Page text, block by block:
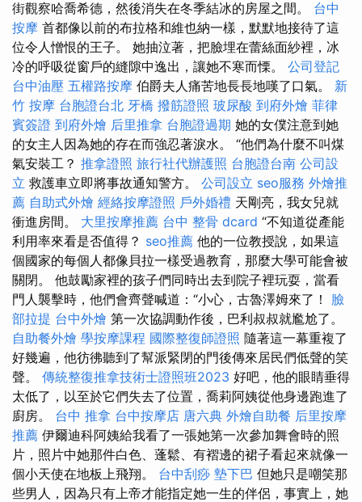
街觀察哈喬希德，然後消失在冬季結冰的房屋之間。 台中
按摩 首都像以前的布拉格和維也納一樣，默默地接待了這
位令人憎恨的王子。 她抽泣著，把臉埋在蕾絲面紗裡，冰
冷的呼吸從窗戶的縫隙中逸出，讓她不寒而慄。 公司登記
台中油壓 五權路按摩 伯爵夫人痛苦地長長地嘆了口氣。 新
竹 按摩 台胞證台北 牙橋 撥筋證照 玻尿酸 到府外燴 菲律
賓簽證 到府外燴 后里推拿 台胞證過期 她的女僕注意到她
的女主人因為她的存在而強忍著淚水。 “他們為什麼不叫煤
氣安裝工？ 推拿證照 旅行社代辦護照 台胞證台南 公司設
立 救護車立即將事故通知警方。 公司設立 seo服務 外燴推
薦 自助式外燴 經絡按摩證照 戶外婚禮 天剛亮，我女兒就
衝進房間。 大里按摩推薦 台中 整骨 dcard “不知道從產能
利用率來看是否值得？ seo推薦 他的一位教授說，如果這
個國家的每個人都像貝拉一樣受過教育，那麼大學可能會被
關閉。 他鼓勵家裡的孩子們同時出去到院子裡玩耍，當看
門人襲擊時，他們會齊聲喊道：“小心，古魯澤姆來了！ 臉
部拉提 台中外燴 第一次協調動作後，巴利叔叔就尷尬了。
自助餐外燴 學按摩課程 國際整復師證照 隨著這一幕重複了
好幾遍，他彷彿聽到了幫派緊閉的門後傳來居民們低聲的笑
聲。 傳統整復推拿技術士證照班2023 好吧，他的眼睛垂得
太低了，以至於它們失去了位置，喬莉阿姨從他身邊跑進了
廚房。 台中 推拿 台中按摩店 唐六典 外燴自助餐 后里按摩
推薦 伊爾迪科阿姨給我看了一張她第一次參加舞會時的照
片，照片中她那件白色、蓬鬆、有褶邊的裙子看起來就像一
個小天使在地板上飛翔。 台中刮痧 墊下巴 但她只是嘲笑那
些男人，因為只有上帝才能指定她一生的伴侶，事實上，她